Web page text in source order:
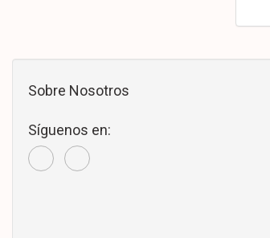
Sobre Nosotros
Síguenos en: